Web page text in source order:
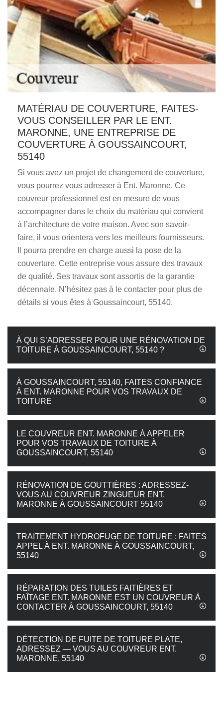
MATÉRIAU DE COUVERTURE, FAITES-
VOUS CONSEILLER PAR LE ENT.
MARONNE, UNE ENTREPRISE DE
COUVERTURE À GOUSSAINCOURT,
55140
Si vous avez un projet de changement de couverture,
vous pourrez vous adresser à Ent. Maronne. Ce
couvreur professionnel est en mesure de vous
accompagner dans le choix du matériau qui convient
à l’architecture de votre maison. Avec son savoir-
faire, il vous orientera vers les meilleurs fournisseurs.
Il pourra prendre en charge aussi la pose de la
couverture. Cette entreprise vous assure des travaux
de qualité. Ses travaux sont assortis de la garantie
décennale. N’hésitez pas à le contacter pour plus de
détails si vous êtes à Goussaincourt, 55140.
À QUI S’ADRESSER POUR UNE RÉNOVATION DE
TOITURE À GOUSSAINCOURT, 55140 ?
À GOUSSAINCOURT, 55140, FAITES CONFIANCE
À ENT. MARONNE POUR VOS TRAVAUX DE
TOITURE
LE COUVREUR ENT. MARONNE À APPELER
POUR VOS TRAVAUX DE TOITURE À
GOUSSAINCOURT, 55140
RÉNOVATION DE GOUTTIÈRES : ADRESSEZ-
VOUS AU COUVREUR ZINGUEUR ENT.
MARONNE À GOUSSAINCOURT 55140
TRAITEMENT HYDROFUGE DE TOITURE : FAITES
APPEL À ENT. MARONNE À GOUSSAINCOURT,
55140
RÉPARATION DES TUILES FAITIÈRES ET
FAÎTAGE ENT. MARONNE EST UN COUVREUR À
CONTACTER À GOUSSAINCOURT, 55140
DÉTECTION DE FUITE DE TOITURE PLATE,
ADRESSEZ — VOUS AU COUVREUR ENT.
MARONNE, 55140